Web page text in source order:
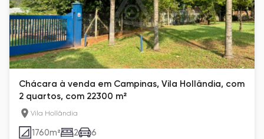
Chácara à venda em Campinas, Vila Hollândia, com
2 quartos, com 22300 m²
Vila Hollândia
1760m² 2 6